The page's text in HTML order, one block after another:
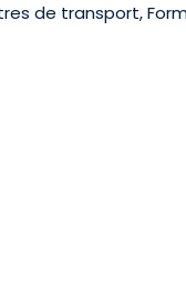
de transport,